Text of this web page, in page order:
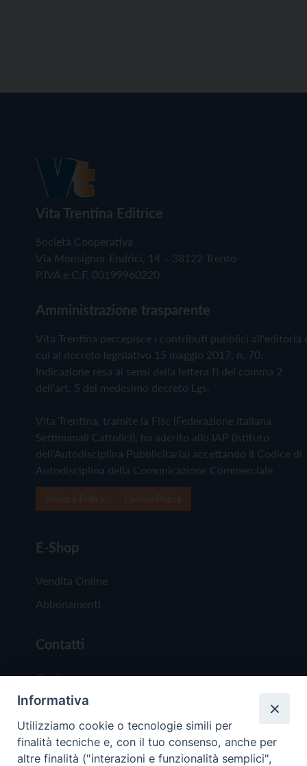
Vita Trentina Editrice
Società Cooperativa
Via Monsignor Endrici, 14 – 38122 Trento
P.IVA e C.F. 00199960220
Amministrazione trasparente
Vita Trentina percepisce i contributi pubblici all'editoria
cui al decreto legislativo 15 maggio 2017, n. 70.
Indicazione resa ai sensi della lettera f) del comma 2
dell'art. 5 del medesimo decreto Lgs.
Vita Trentina, tramite la Fisc (Federazione Italiana
Settimanali Cattolici), ha aderito allo IAP (Istituto
dell'Autodisciplina Pubblicitaria) accettando il Codice di
Autodisciplina della Comunicazione Commerciale
E-Shop
Vendita Online
Abbonamenti
Contatti
Chi Siamo
Redazione
Scrivici
Informativa
Utilizziamo cookie o tecnologie simili per
finalità tecniche e, con il tuo consenso, anche per
altre finalità ("interazioni e funzionalità semplici",